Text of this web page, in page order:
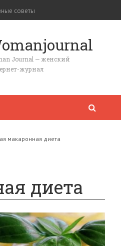
советы
Journal — женский
журнал
макаронная диета
диета